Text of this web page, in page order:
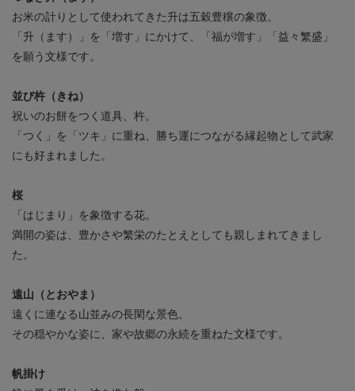
お米の計りとして使われてきた升は五穀豊穣の象徴。
「升（ます）」を「増す」にかけて、「福が増す」「益々繁盛」
を願う文様です。
並び杵（きね）
祝いのお餅をつく道具、杵。
「つく」を「ツキ」に重ね、勝ち運につながる縁起物として武家
にも好まれました。
桜
「はじまり」を象徴する花。
満開の姿は、豊かさや繁栄のたとえとしても親しまれてきまし
た。
遠山（とおやま）
遠くに連なる山並みの長閑な景色。
その穏やかな姿に、家や故郷の永続を重ねた文様です。
帆掛け